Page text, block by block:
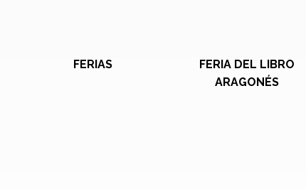
FERIAS
FERIA DEL LIBRO
ARAGONÉS